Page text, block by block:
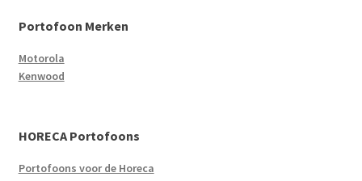
Portofoon Merken
Motorola
Kenwood
HORECA Portofoons
Portofoons voor de Horeca